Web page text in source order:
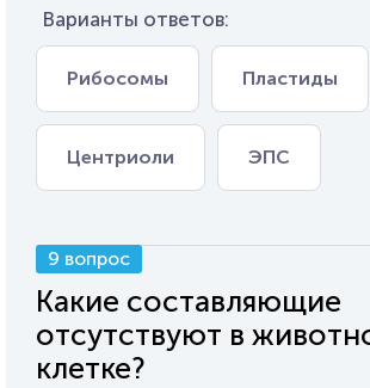
Варианты ответов:
Рибосомы Пластиды
Центриоли ЭПС
9 вопрос
Какие составляющие
отсутствуют в
клетке?